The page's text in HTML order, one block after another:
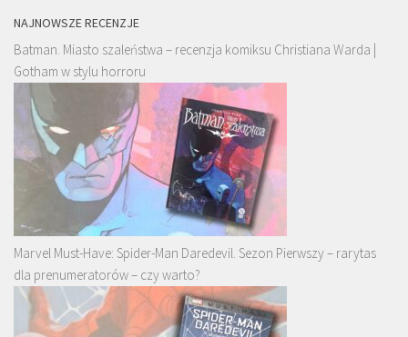
NAJNOWSZE RECENZJE
Batman. Miasto szaleństwa – recenzja komiksu Christiana Warda |
Gotham w stylu horroru
Marvel Must-Have: Spider-Man Daredevil. Sezon Pierwszy – rarytas
dla prenumeratorów – czy warto?